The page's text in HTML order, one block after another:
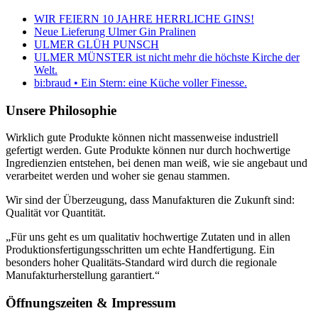
WIR FEIERN 10 JAHRE HERRLICHE GINS!
Neue Lieferung Ulmer Gin Pralinen
ULMER GLÜH PUNSCH
ULMER MÜNSTER ist nicht mehr die höchste Kirche der
Welt.
bi:braud • Ein Stern: eine Küche voller Finesse.
Unsere Philosophie
Wirklich gute Produkte können nicht massenweise industriell
gefertigt werden. Gute Produkte können nur durch hochwertige
Ingredienzien entstehen, bei denen man weiß, wie sie angebaut und
verarbeitet werden und woher sie genau stammen.
Wir sind der Überzeugung, dass Manufakturen die Zukunft sind:
Qualität vor Quantität.
„Für uns geht es um qualitativ hochwertige Zutaten und in allen
Produktionsfertigungsschritten um echte Handfertigung. Ein
besonders hoher Qualitäts-Standard wird durch die regionale
Manufakturherstellung garantiert.“
Öffnungszeiten & Impressum